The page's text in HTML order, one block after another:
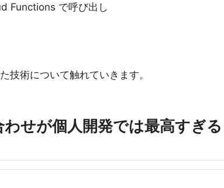
Functions で呼び出し
技術について触れていきます。
せが個人開発では最高すぎる